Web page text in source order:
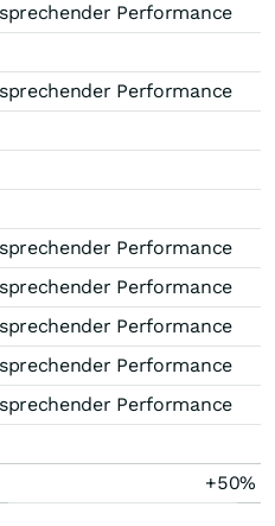
Performance
Performance
Performance
Performance
Performance
Performance
Performance
+50%